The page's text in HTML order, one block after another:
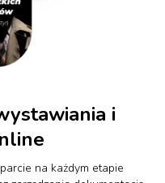
i
na każdym etapie